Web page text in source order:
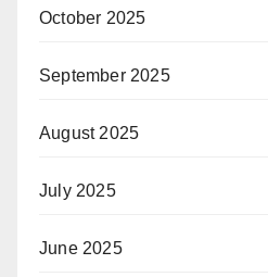
October 2025
September 2025
August 2025
July 2025
June 2025